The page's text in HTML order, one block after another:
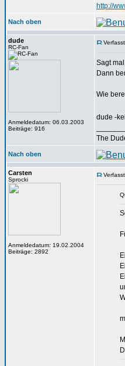
http://
Nach oben
dude
RC-Fan
Anmeldedatum: 06.03.2003
Beiträge: 916
Sagt
Dann
Wie
dude -
The
Nach oben
Carsten
Sprocki
Anmeldedatum: 19.02.2004
Beiträge: 2892